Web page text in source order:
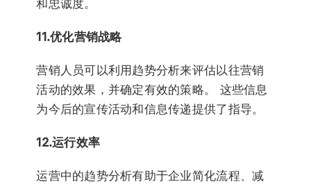
和忠诚度。
11.优化营销战略
营销人员可以利用趋势分析来评估以往营销
活动的效果，并确定有效的策略。 这些信息
为今后的宣传活动和信息传递提供了指导。
12.运行效率
运营中的趋势分析有助于企业简化流程、减